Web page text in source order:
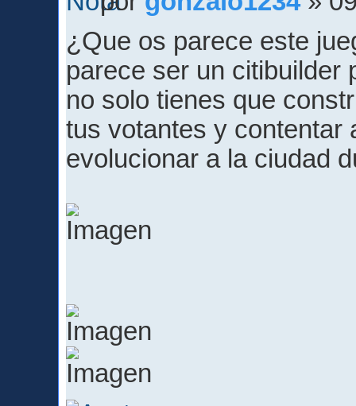
¿Que os parece este
parece ser un citibuilder
no solo tienes que
tus votantes y contentar
evolucionar a la ciudad